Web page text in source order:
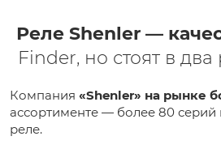
Реле Shenler —
Finder, но стоят в
Компания «Shenler» на рынке
ассортименте — более 80
реле.